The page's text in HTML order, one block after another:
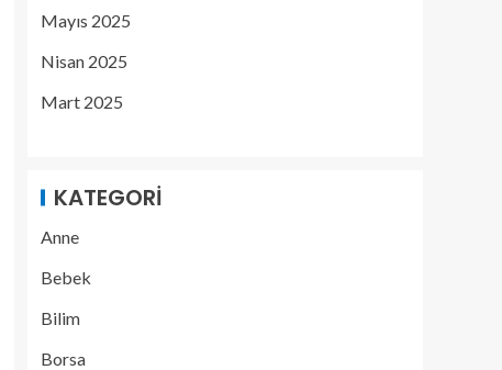
Mayıs 2025
Nisan 2025
Mart 2025
KATEGORI
Anne
Bebek
Bilim
Borsa